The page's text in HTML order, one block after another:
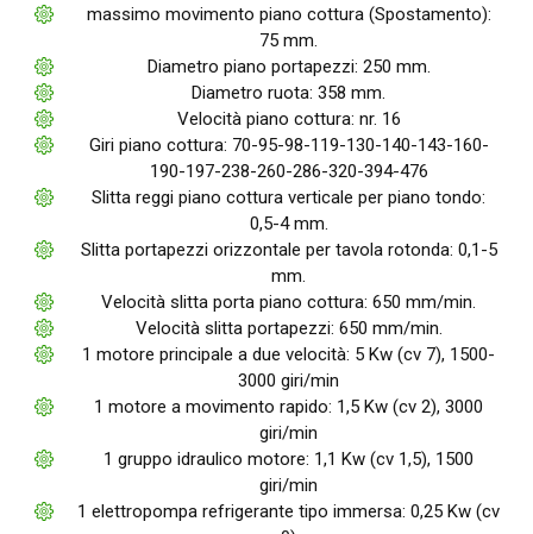
massimo movimento piano cottura (Spostamento):
75 mm.
Diametro piano portapezzi: 250 mm.
Diametro ruota: 358 mm.
Velocità piano cottura: nr. 16
Giri piano cottura: 70-95-98-119-130-140-143-160-
190-197-238-260-286-320-394-476
Slitta reggi piano cottura verticale per piano tondo:
0,5-4 mm.
Slitta portapezzi orizzontale per tavola rotonda: 0,1-5
mm.
Velocità slitta porta piano cottura: 650 mm/min.
Velocità slitta portapezzi: 650 mm/min.
1 motore principale a due velocità: 5 Kw (cv 7), 1500-
3000 giri/min
1 motore a movimento rapido: 1,5 Kw (cv 2), 3000
giri/min
1 gruppo idraulico motore: 1,1 Kw (cv 1,5), 1500
giri/min
1 elettropompa refrigerante tipo immersa: 0,25 Kw (cv